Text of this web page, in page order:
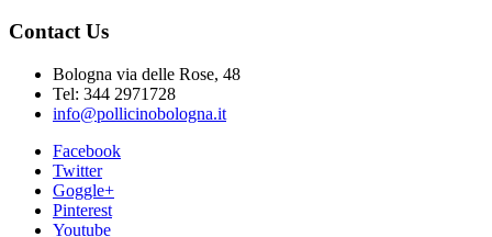
Contact Us
Bologna via delle Rose, 48
Tel: 344 2971728
info@pollicinobologna.it
Facebook
Twitter
Goggle+
Pinterest
Youtube